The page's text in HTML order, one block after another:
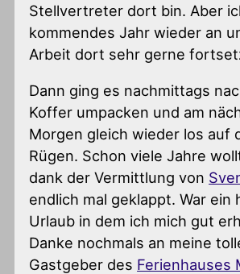
Stellvertreter dort bin. Aber
kommendes Jahr wieder an
Arbeit dort sehr gerne
Dann ging es nachmittags
Koffer umpacken und am
Morgen gleich wieder los auf
Rügen. Schon viele Jahre
dank der Vermittlung von
endlich mal geklappt. War ein
Urlaub in dem ich mich gut
Danke nochmals an meine
Gastgeber des Ferienhauses